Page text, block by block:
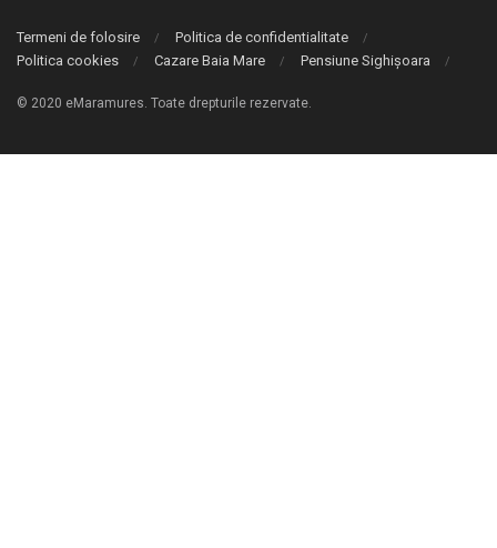
Termeni de folosire
Politica de confidentialitate
Politica cookies
Cazare Baia Mare Pensiune Sighișoara
© 2020 eMaramures. Toate drepturile rezervate.